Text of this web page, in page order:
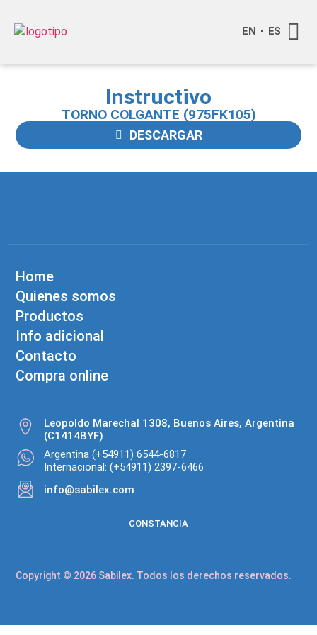
EN ES
Instructivo
TORNO COLGANTE (975FK105)
DESCARGAR
Home
Quienes somos
Productos
Info adicional
Contacto
Compra online
Leopoldo Marechal 1308, Buenos Aires, Argentina
(C1414BYF)
Argentina (+54911) 6544-6817
Internacional: (+54911) 2397-6466
info@sabilex.com
CONSTANCIA
Copyright © 2026 Sabilex. Todos los derechos reservados.